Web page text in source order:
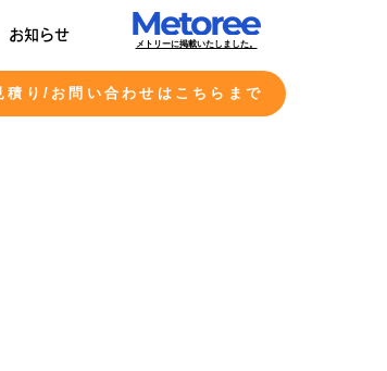
お知らせ
​メトリーに掲載いたしました。
積り/お問い合わせはこちらまで